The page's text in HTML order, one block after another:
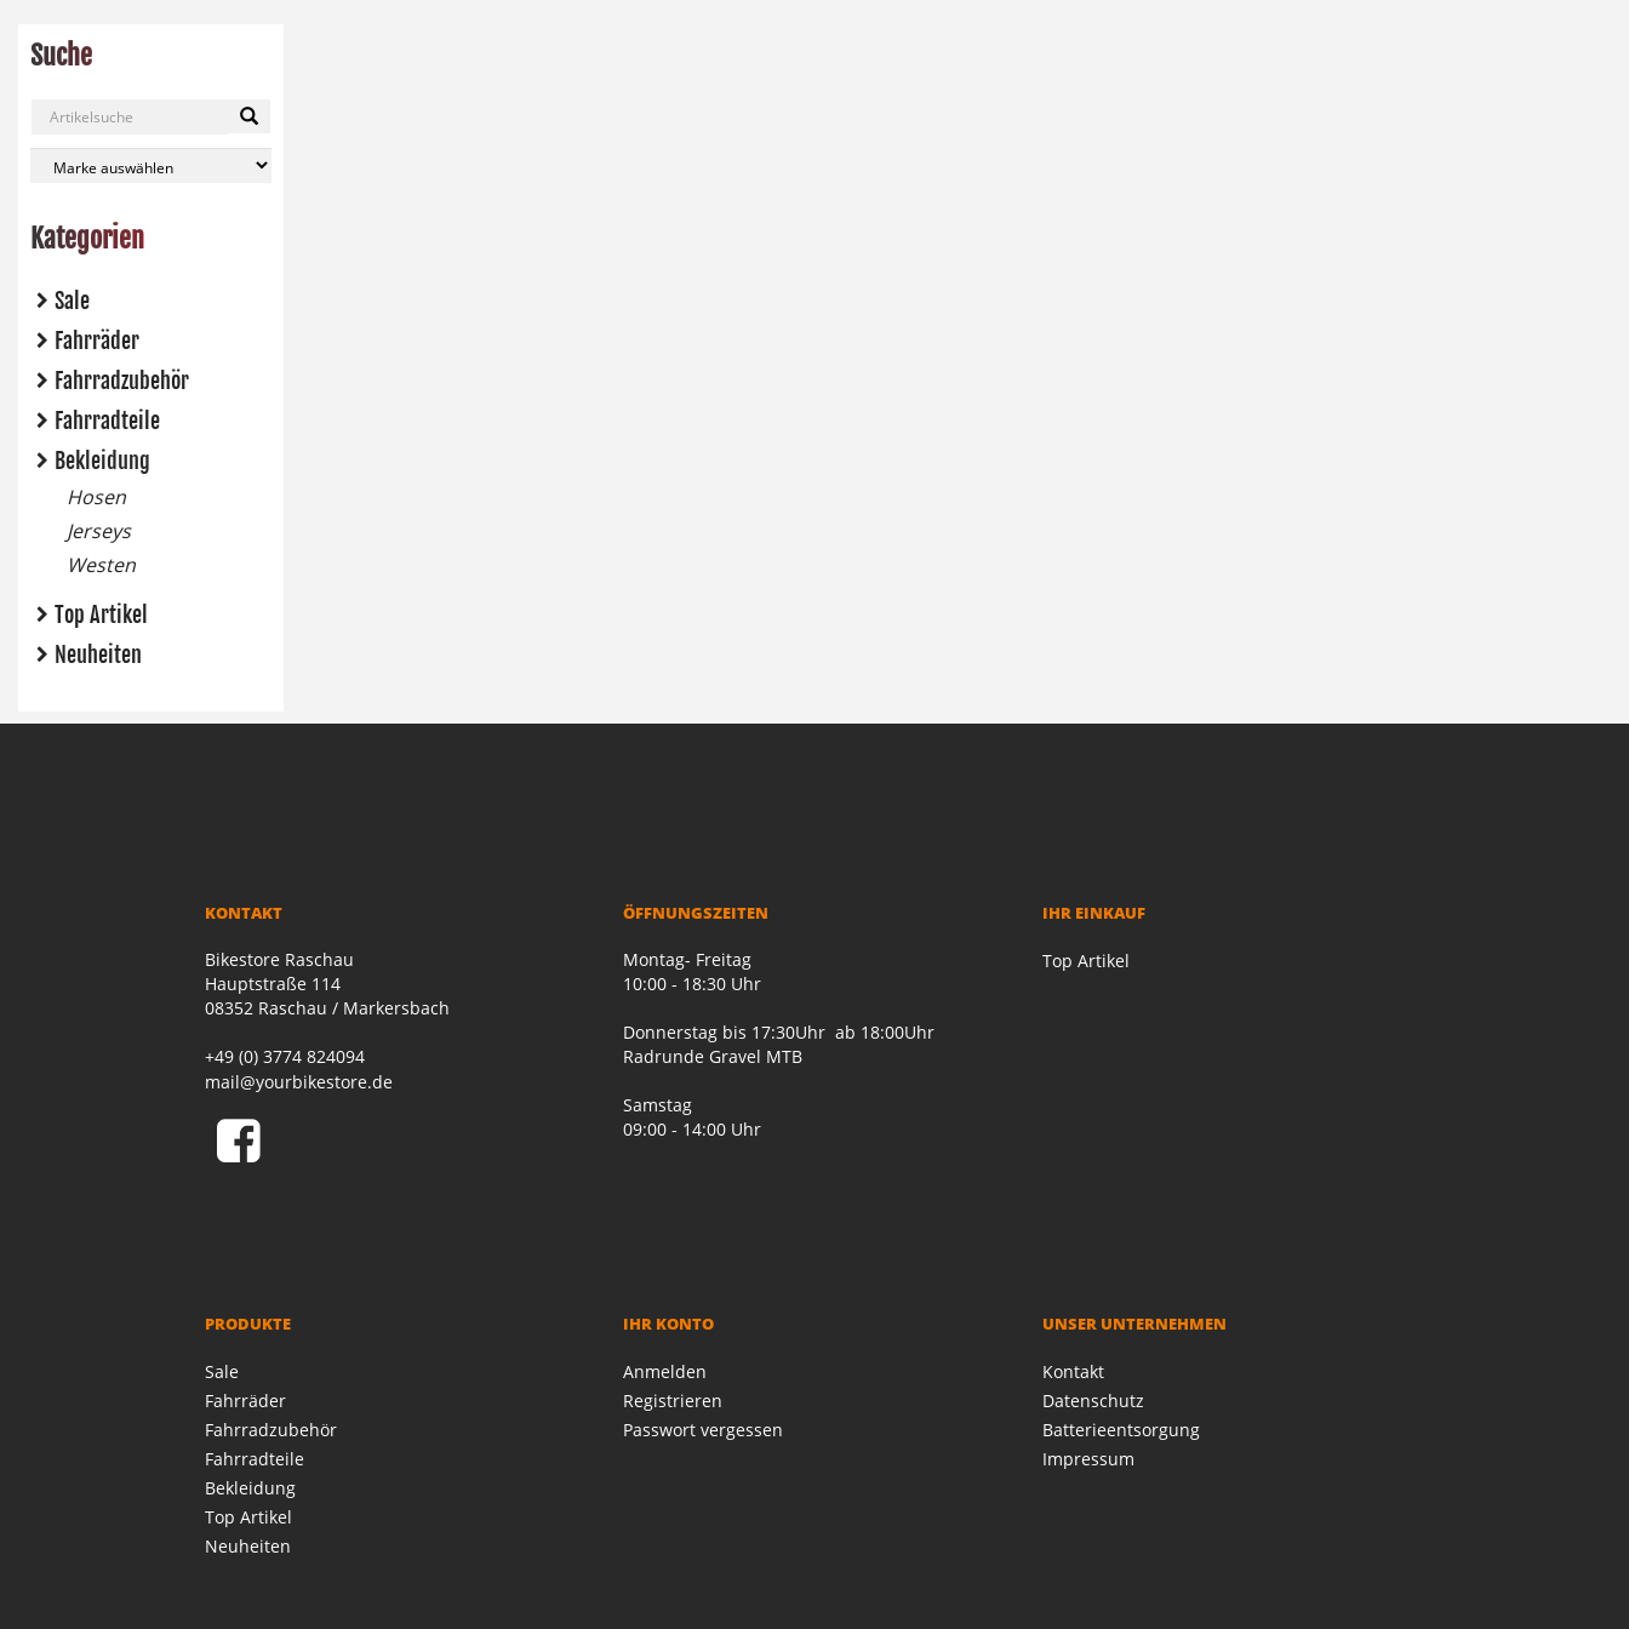
Suche
Kategorien
Sale
Fahrräder
Fahrradzubehör
Fahrradteile
Bekleidung
Hosen
Jerseys
Westen
Top Artikel
Neuheiten
KONTAKT
Bikestore Raschau
Hauptstraße 114
08352 Raschau / Markersbach
+49 (0) 3774 824094
mail@yourbikestore.de
ÖFFNUNGSZEITEN
Montag- Freitag
10:00 - 18:30 Uhr
Donnerstag bis 17:30Uhr ab 18:00Uhr
Radrunde Gravel MTB
Samstag
09:00 - 14:00 Uhr
IHR EINKAUF
Top Artikel
PRODUKTE
Sale
Fahrräder
Fahrradzubehör
Fahrradteile
Bekleidung
Top Artikel
Neuheiten
IHR KONTO
Anmelden
Registrieren
Passwort vergessen
UNSER UNTERNEHMEN
Kontakt
Datenschutz
Batterieentsorgung
Impressum